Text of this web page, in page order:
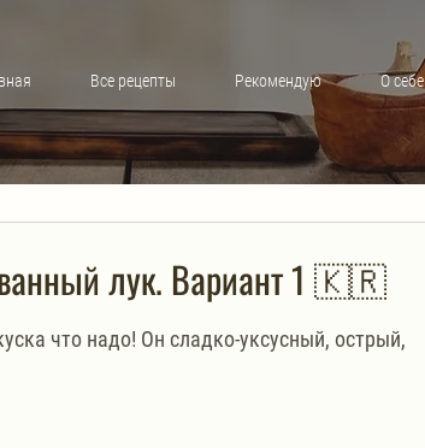
Все рецепты Рекомендую О себе
лук. Вариант 1 🇰🇷
что надо! Он сладко-уксусный, острый,